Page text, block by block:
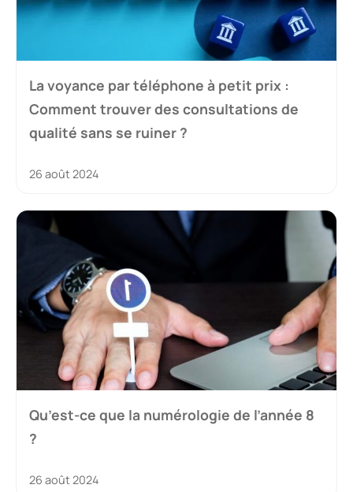
La voyance par téléphone à petit prix :
Comment trouver des consultations de
qualité sans se ruiner ?
26 août 2024
Qu’est-ce que la numérologie de l’année 8
?
26 août 2024